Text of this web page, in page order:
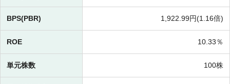
BPS(PBR) 1,922.99円(1.16倍)
ROE 10.33％
単元株数 100株